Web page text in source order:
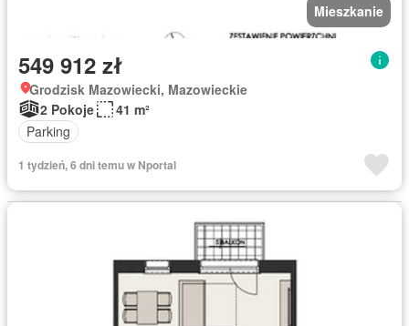
Mieszkanie
549 912 zł
Grodzisk Mazowiecki, Mazowieckie
2 Pokoje
41 m²
Parking
1 tydzień, 6 dni temu w Nportal